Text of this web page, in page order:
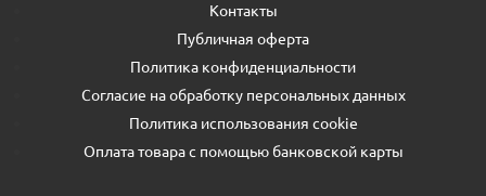
Контакты
Публичная оферта
Политика конфиденциальности
Согласие на обработку персональных данных
Политика использования cookie
Оплата товара с помощью банковской карты